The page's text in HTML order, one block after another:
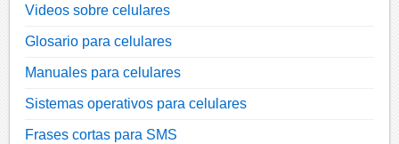
Videos sobre celulares
Glosario para celulares
Manuales para celulares
Sistemas operativos para celulares
Frases cortas para SMS